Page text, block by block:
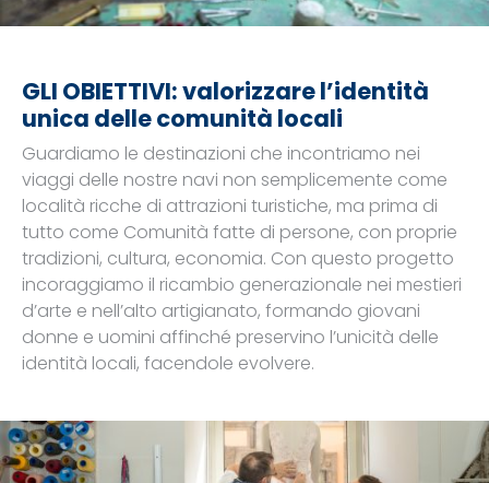
GLI OBIETTIVI: valorizzare l’identità
unica delle comunità locali
Guardiamo le destinazioni che incontriamo nei
viaggi delle nostre navi non semplicemente come
località ricche di attrazioni turistiche, ma prima di
tutto come Comunità fatte di persone, con proprie
tradizioni, cultura, economia. Con questo progetto
incoraggiamo il ricambio generazionale nei mestieri
d’arte e nell’alto artigianato, formando giovani
donne e uomini affinché preservino l’unicità delle
identità locali, facendole evolvere.